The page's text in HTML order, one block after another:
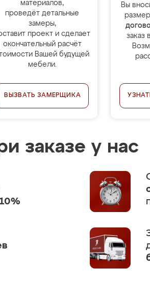
материалов,
проведёт детальные
замеры,
проект и сделает
окончательный расчёт
Вашей будущей
мебели.
ВЫЗВАТЬ ЗАМЕРЩИКА
Вы
заказ
заказе у нас